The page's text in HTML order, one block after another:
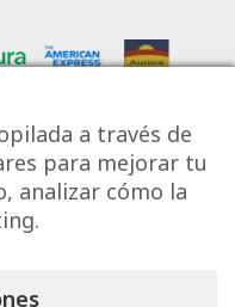
S.L.
a través de
para mejorar tu
analizar cómo la